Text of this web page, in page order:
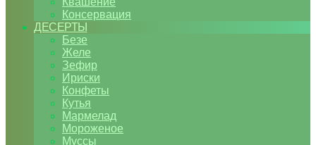
Консервация
ДЕСЕРТЫ
Безе
Желе
Зефир
Ириски
Конфеты
Кутья
Мармелад
Мороженое
Муссы